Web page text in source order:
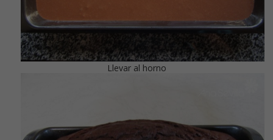
Llevar al horno